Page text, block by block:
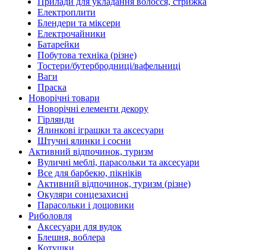
Електроплити
Блендери та міксери
Електрочайники
Батарейки
Побутова техніка (різне)
Тостери/бутербродниці/вафельниці
Ваги
Праска
Новорічні товари
Новорічні елементи декору
Гірлянди
Ялинкові іграшки та аксесуари
Штучні ялинки і сосни
Активний відпочинок, туризм
Вуличні меблі, парасольки та аксесуари
Все для барбекю, пікніків
Активний відпочинок, туризм (різне)
Окуляри сонцезахисні
Парасольки і дощовики
Риболовля
Аксесуари для вудок
Блешня, воблера
Котушки